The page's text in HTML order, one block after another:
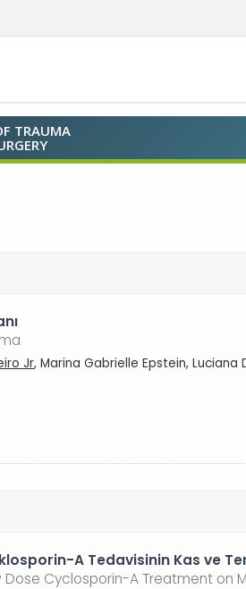
TRAUMA
Jr, Marina Gabrielle Epstein, Luciana
A Tedavisinin Kas ve
Dose Cyclosporin-A Treatment on